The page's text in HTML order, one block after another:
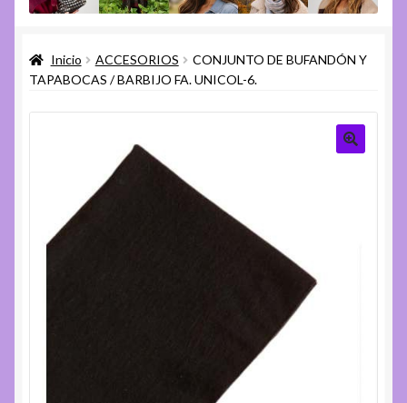
menú
menú
Ayuda
menú
hijo
Inicio ACCESORIOS
CONJUNTO DE BUFANDÓN Y
TAPABOCAS / BARBIJO FA. UNICOL-6.